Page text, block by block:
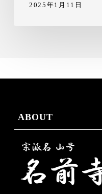
2025年1月11日
ABOUT